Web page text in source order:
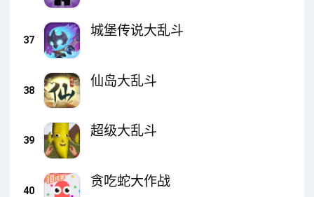
37
城堡传说大乱斗
38
仙岛大乱斗
39
超级大乱斗
40
贪吃蛇大作战